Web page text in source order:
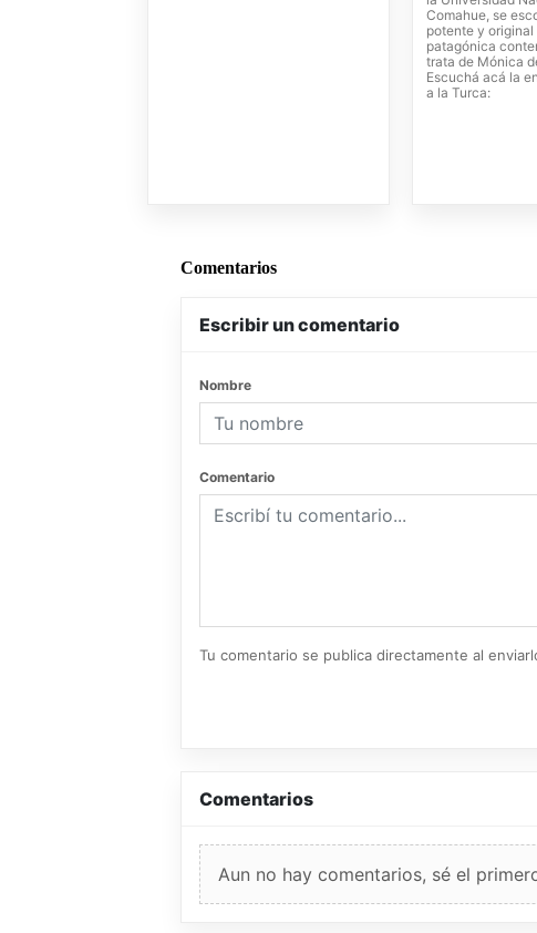
Comahue, se
potente y
patagónica
trata de Mónica
Escuchá acá la
a la Turca:
Comentarios
Escribir un comentario
Nombre
Comentario
Tu comentario se publica directamente al
Comentarios
Aun no hay comentarios, sé el